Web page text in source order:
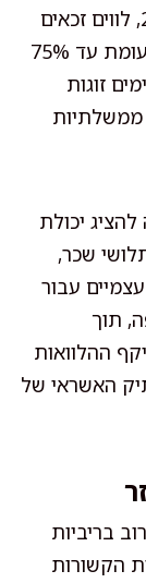
משכנתא לדירה ראשונה. נכון לשנת 2024, לווים זכאים
למימון של עד 50% משווי הנכס בלבד, לעומת עד 75%
זוגות
ממשלתיות
יכולת
שכר,
עבור
תוך
ההלוואות
האשראי של
בריביות
הקשורות